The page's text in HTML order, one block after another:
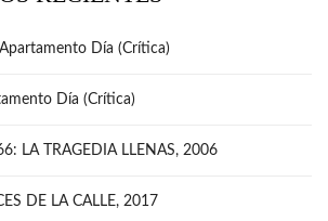
Día (Crítica)
Día (Crítica)
LA TRAGEDIA LLENAS, 2006
DE LA CALLE, 2017